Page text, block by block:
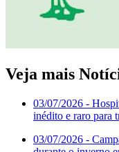
Veja mais
03/07/2026 -
inédito e raro para
03/07/2026 -